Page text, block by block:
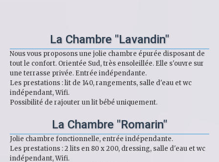
La Chambre "Lavandin"
Nous vous proposons une jolie chambre épurée disposant de
tout le confort. Orientée Sud, très ensoleillée. Elle s'ouvre sur
une terrasse privée. Entrée indépendante.
Les prestations : lit de 140, rangements, salle d'eau et wc
indépendant, Wifi.
Possibilité de rajouter un lit bébé uniquement.
La Chambre "Romarin"
Jolie chambre fonctionnelle, entrée indépendante.
Les prestations : 2 lits en 80 x 200, dressing, salle d'eau et wc
indépendant, Wifi.